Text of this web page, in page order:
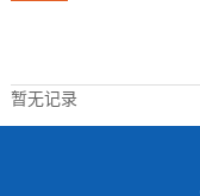
暂无记录